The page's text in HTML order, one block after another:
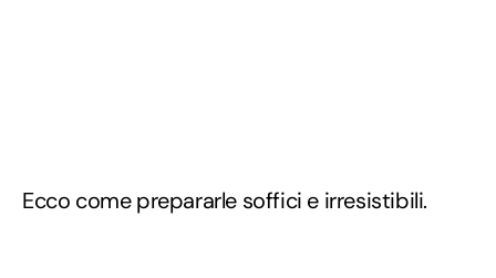
Ecco come prepararle soffici e irresistibili.